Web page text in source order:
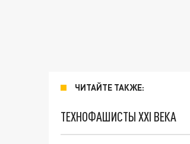
ЧИТАЙТЕ ТАКЖЕ:
ТЕХНОФАШИСТЫ XXI ВЕКА